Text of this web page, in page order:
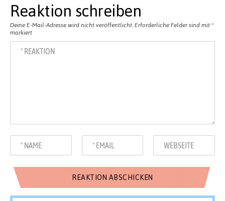
Reaktion schreiben
Deine E-Mail-Adresse wird nicht veröffentlicht. Erforderliche Felder sind mit *
markiert